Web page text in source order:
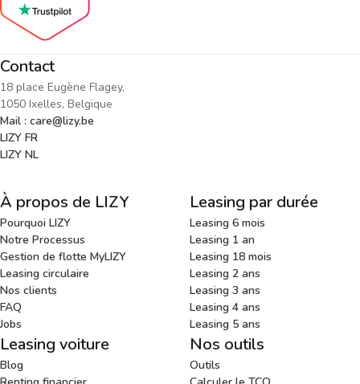
Contact
18 place Eugène Flagey,
1050 Ixelles, Belgique
Mail : care@lizy.be
LIZY FR
LIZY NL
À propos de LIZY
Pourquoi LIZY
Notre Processus
Gestion de flotte MyLIZY
Leasing circulaire
Nos clients
FAQ
Jobs
Leasing par durée
Leasing 6 mois
Leasing 1 an
Leasing 18 mois
Leasing 2 ans
Leasing 3 ans
Leasing 4 ans
Leasing 5 ans
Leasing voiture
Blog
Nos outils
Outils